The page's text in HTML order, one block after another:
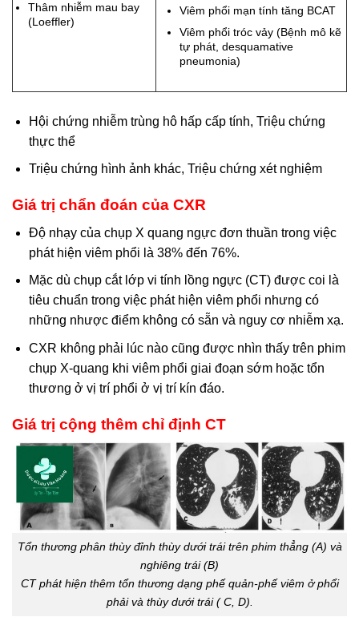
Thâm nhiễm mau bay
(Loeffler)
Viêm phổi mạn tính tăng BCAT
Viêm phổi tróc vảy (Bệnh mô kẽ
tự phát, desquamative
pneumonia)
Hội chứng nhiễm trùng hô hấp cấp tính, Triệu chứng
thực thể
Triệu chứng hình ảnh khác, Triệu chứng xét nghiệm
Giá trị chẩn đoán của CXR
Độ nhạy của chụp X quang ngực đơn thuần trong việc
phát hiện viêm phổi là 38% đến 76%.
Mặc dù chụp cắt lớp vi tính lồng ngực (CT) được coi là
tiêu chuẩn trong việc phát hiện viêm phổi nhưng có
những nhược điểm không có sẵn và nguy cơ nhiễm xạ.
CXR không phải lúc nào cũng được nhìn thấy trên phim
chụp X-quang khi viêm phổi giai đoạn sớm hoặc tổn
thương ở vị trí phổi ở vị trí kín đáo.
Giá trị cộng thêm chỉ định CT
Tổn thương phân thùy đỉnh thùy dưới trái trên phim thẳng (A) và
nghiêng trái (B)
CT phát hiện thêm tổn thương dạng phế quản-phế viêm ở phổi
phải và thùy dưới trái ( C, D).